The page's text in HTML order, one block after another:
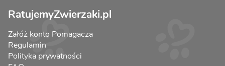
RatujemyZwierzaki.pl
Załóż konto Pomagacza
Regulamin
Polityka prywatności